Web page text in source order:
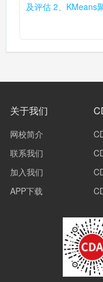
及评估 2、KMeans
关于我们
网校简介
联系我们
加入我们
APP下载